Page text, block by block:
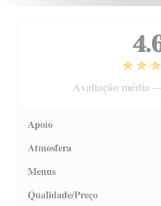
Avaliação média
Apoio
Atmosfera
Menus
Qualidade/Preço